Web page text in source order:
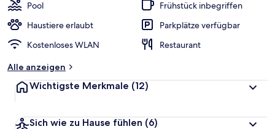
Pool
Frühstück inbegriffen
Haustiere erlaubt
Parkplätze verfügbar
Kostenloses WLAN
Restaurant
Alle anzeigen
Wichtigste Merkmale (12)
Sich wie zu Hause fühlen (6)